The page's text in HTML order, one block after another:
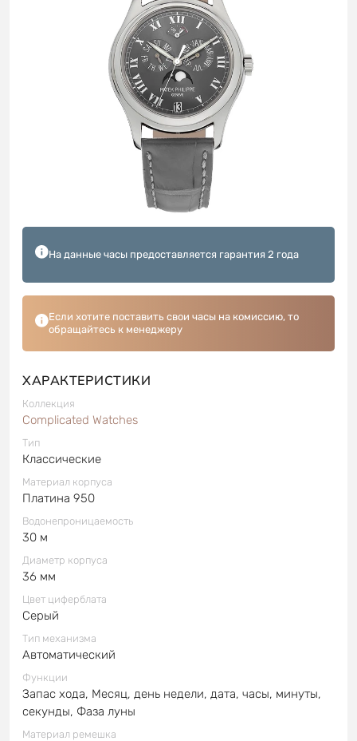
На данные часы предоставляется гарантия 2 года
Если хотите поставить свои часы на комиссию, то
обращайтесь к менеджеру
ХАРАКТЕРИСТИКИ
Коллекция
Complicated Watches
Тип
Классические
Материал корпуса
Платина 950
Водонепроницаемость
30 м
Диаметр корпуса
36 мм
Цвет циферблата
Серый
Тип механизма
Автоматический
Функции
Запас хода, Месяц, день недели, дата, часы, минуты,
секунды, Фаза луны
Материал ремешка